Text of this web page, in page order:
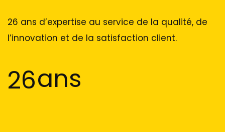
26 ans d’expertise au service de la qualité, de
l’innovation et de la satisfaction client.
26ans